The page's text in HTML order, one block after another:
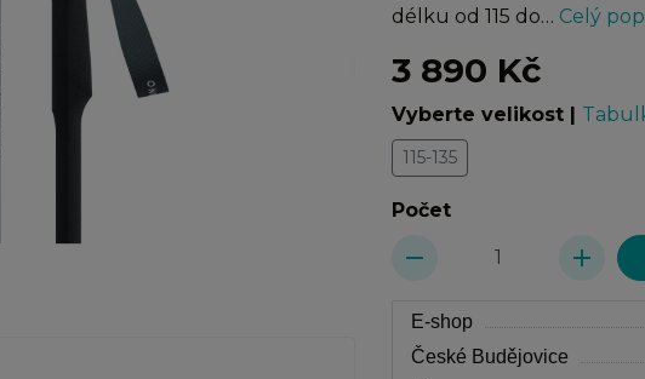
chevron_right
délku od 115 do… Celý
3 890 Kč
Vyberte velikost |
115-135
Počet
remove add
E-shop
České Budějovice